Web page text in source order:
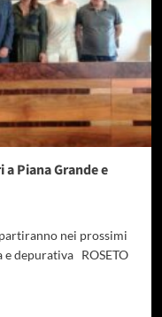
Piana Grande e
nei prossimi
depurativa ROSETO